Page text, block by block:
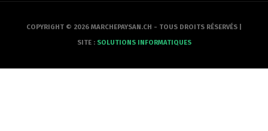
COPYRIGHT © 2026 MARCHEPAYSAN.CH - TOUS DROITS RÉSERVÉS |
SITE : SOLUTIONS INFORMATIQUES